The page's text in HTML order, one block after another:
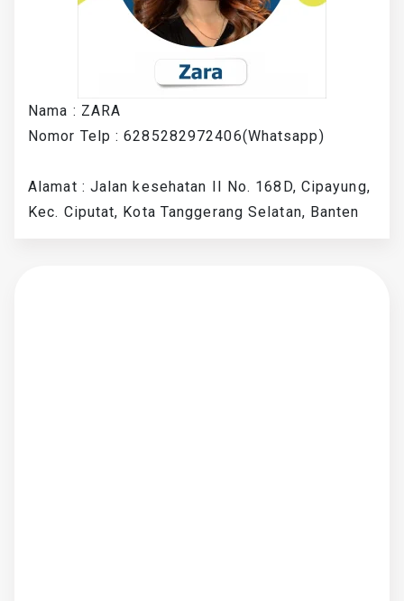
Nama : ZARA
Nomor Telp : 6285282972406(Whatsapp)
Alamat : Jalan kesehatan II No. 168D, Cipayung,
Kec. Ciputat, Kota Tanggerang Selatan, Banten